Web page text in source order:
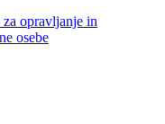
opravljanje in
osebe